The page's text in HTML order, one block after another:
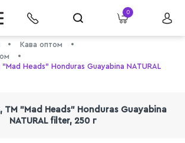
0
Кава оптом
Heads" Honduras Guayabina NATURAL
ТМ "Mad Heads" Honduras Guayabina
NATURAL filter, 250 г